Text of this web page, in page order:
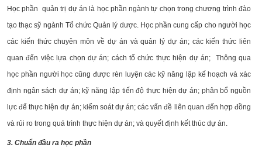
Học phần quản trị dự án là học phần ngành tự chọn trong chương trình đào
tạo thạc sỹ ngành Tổ chức Quản lý dược. Học phần cung cấp cho người học
các kiến thức chuyên môn về dự án và quản lý dự án; các kiến thức liên
quan đến việc lựa chọn dự án; cách tổ chức thực hiện dự án; Thông qua
học phần người học cũng được rèn luyện các kỹ năng lập kế hoạch và xác
định ngân sách dự án; kỹ năng lập tiến độ thực hiện dự án; phân bổ nguồn
lực để thực hiện dự án; kiểm soát dự án; các vấn đề liên quan đến hợp đồng
và rủi ro trong quá trình thực hiện dự án; và quyết định kết thúc dự án.
3. Chuẩn đầu ra học phần